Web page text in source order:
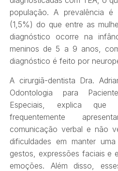
população. A prevalência
(1,5%) do que entre as
diagnóstico ocorre na
meninos de 5 a 9 anos,
diagnóstico é feito por
A cirurgiã-dentista Dra.
Odontologia para
Especiais, explica que
frequentemente
comunicação verbal e não
dificuldades em manter
gestos, expressões faciais e
emoções. Além disso,